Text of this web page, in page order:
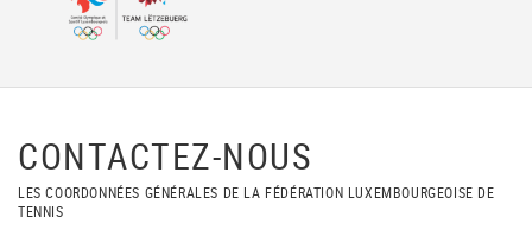
CONTACTEZ-NOUS
LES COORDONNÉES GÉNÉRALES DE LA FÉDÉRATION LUXEMBOURGEOISE DE
TENNIS